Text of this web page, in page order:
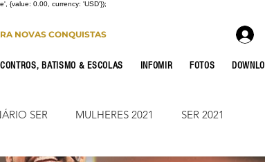
{value: 0.00, currency: 'USD'});
NOVAS CONQUISTAS
BATISMO & ESCOLAS INFOMIR FOTOS
SER MULHERES 2021 SER 2021